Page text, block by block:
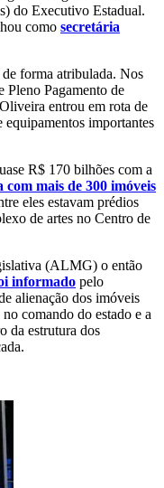
do Executivo Estadual.
como secretária
forma atribulada. Nos
Pleno Pagamento de
entrou em rota de
importantes
R$ 170 bilhões com a
com mais de 300 imóveis
eles estavam prédios
de artes no Centro de
(ALMG) o então
informado pelo
alienação dos imóveis
comando do estado e a
da estrutura dos